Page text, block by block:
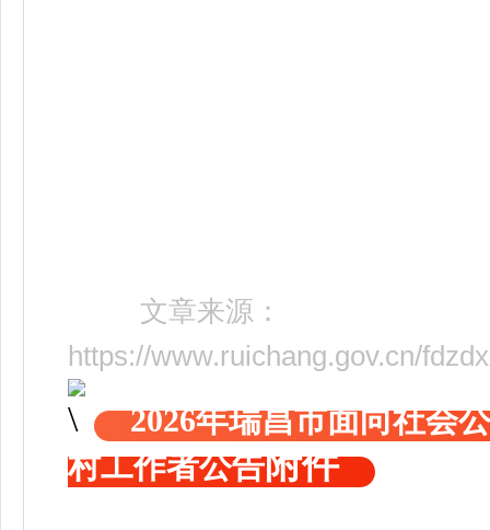
文章来源：
https://www.ruichang.gov.cn/
2026年瑞昌市面向社会
村工作者公告附件